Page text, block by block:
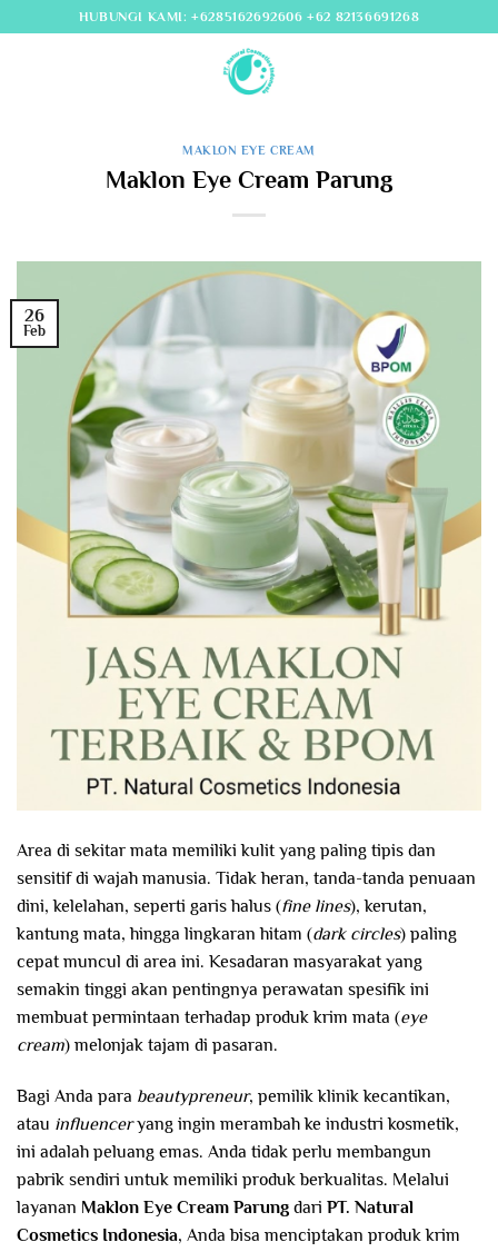
to
HUBUNGI KAMI: +6285162692606 +62 82136691268
MAKLON EYE CREAM
Maklon Eye Cream Parung
26
Feb
Area di sekitar mata memiliki kulit yang paling tipis dan
sensitif di wajah manusia. Tidak heran, tanda-tanda penuaan
dini, kelelahan, seperti garis halus (fine lines), kerutan,
kantung mata, hingga lingkaran hitam (dark circles) paling
cepat muncul di area ini. Kesadaran masyarakat yang
semakin tinggi akan pentingnya perawatan spesifik ini
membuat permintaan terhadap produk krim mata (eye
cream) melonjak tajam di pasaran.
Bagi Anda para beautypreneur, pemilik klinik kecantikan,
atau influenceryang ingin merambah ke industri kosmetik,
ini adalah peluang emas. Anda tidak perlu membangun
pabrik sendiri untuk memiliki produk berkualitas. Melalui
layanan Maklon Eye Cream Parung dari PT. Natural
Cosmetics Indonesia, Anda bisa menciptakan produk krim